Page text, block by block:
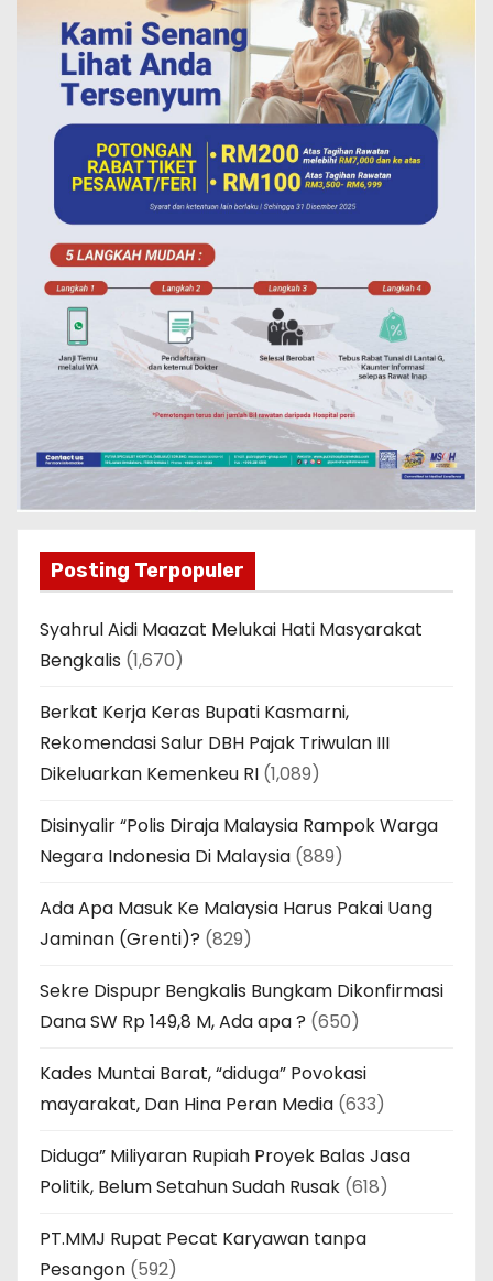
Posting Terpopuler
Syahrul Aidi Maazat Melukai Hati Masyarakat
Bengkalis (1,670)
Berkat Kerja Keras Bupati Kasmarni,
Rekomendasi Salur DBH Pajak Triwulan III
Dikeluarkan Kemenkeu RI (1,089)
Disinyalir “Polis Diraja Malaysia Rampok Warga
Negara Indonesia Di Malaysia (889)
Ada Apa Masuk Ke Malaysia Harus Pakai Uang
Jaminan (Grenti)? (829)
Sekre Dispupr Bengkalis Bungkam Dikonfirmasi
Dana SW Rp 149,8 M, Ada apa ? (650)
Kades Muntai Barat, “diduga” Povokasi
mayarakat, Dan Hina Peran Media (633)
Diduga” Miliyaran Rupiah Proyek Balas Jasa
Politik, Belum Setahun Sudah Rusak (618)
PT.MMJ Rupat Pecat Karyawan tanpa
Pesangon (592)